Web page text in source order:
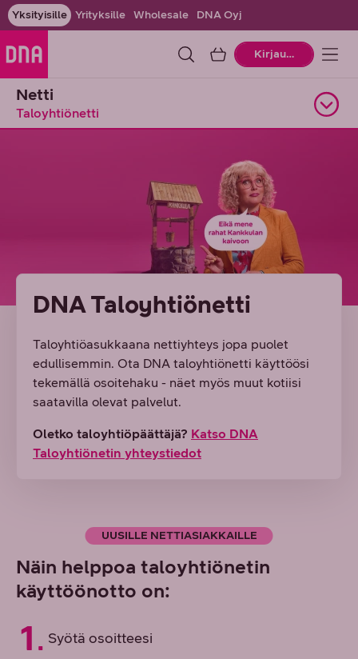
Yksityisille Yrityksille Wholesale DNA Oyj
OstoskoriKirjaudu
Netti
Taloyhtiönetti
Avaa alasivuvalikko
DNA Taloyhtiönetti
Taloyhtiöasukkaana nettiyhteys jopa puolet
edullisemmin. Ota DNA taloyhtiönetti käyttöösi
tekemällä osoitehaku - näet myös muut kotiisi
saatavilla olevat palvelut.
Oletko taloyhtiöpäättäjä? Katso DNA
Taloyhtiönetin yhteystiedot
UUSILLE NETTIASIAKKAILLE
Näin helppoa taloyhtiönetin
käyttöönotto on:
Syötä osoitteesi